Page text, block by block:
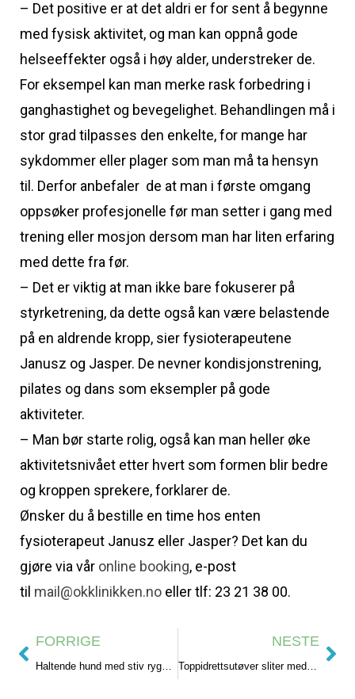
– Det positive er at det aldri er for sent å begynne
med fysisk aktivitet, og man kan oppnå gode
helseeffekter også i høy alder, understreker de.
For eksempel kan man merke rask forbedring i
ganghastighet og bevegelighet. Behandlingen må i
stor grad tilpasses den enkelte, for mange har
sykdommer eller plager som man må ta hensyn
til. Derfor anbefaler de at man i første omgang
oppsøker profesjonelle før man setter i gang med
trening eller mosjon dersom man har liten erfaring
med dette fra før.
– Det er viktig at man ikke bare fokuserer på
styrketrening, da dette også kan være belastende
på en aldrende kropp, sier fysioterapeutene
Janusz og Jasper. De nevner kondisjonstrening,
pilates og dans som eksempler på gode
aktiviteter.
– Man bør starte rolig, også kan man heller øke
aktivitetsnivået etter hvert som formen blir bedre
og kroppen sprekere, forklarer de.
Ønsker du å bestille en time hos enten
fysioterapeut Janusz eller Jasper? Det kan du
gjøre via vår online booking, e-post
til mail@okklinikken.no eller tlf: 23 21 38 00.
FORRIGE
Haltende hund med stiv rygg og nakke fikk god effekt av osteopatibehandling
NESTE
Toppidrettsutøver sliter med melkesyre i lårene – osteopati hjalp